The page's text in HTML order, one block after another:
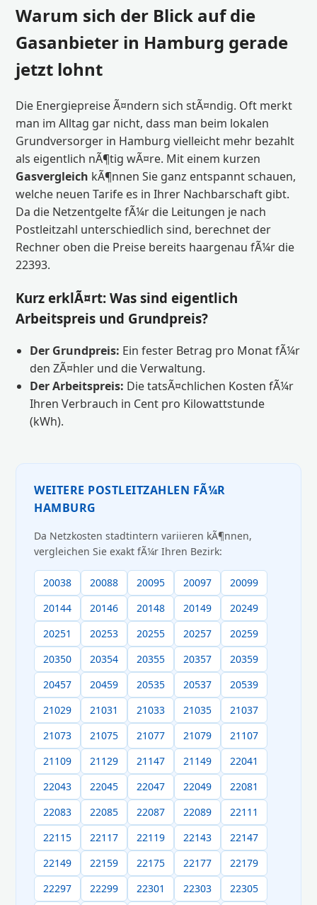
Warum sich der Blick auf die
Gasanbieter in Hamburg gerade
jetzt lohnt
Die Energiepreise Ã¤ndern sich stÃ¤ndig. Oft merkt
man im Alltag gar nicht, dass man beim lokalen
Grundversorger in Hamburg vielleicht mehr bezahlt
als eigentlich nÃ¶tig wÃ¤re. Mit einem kurzen
Gasvergleich kÃ¶nnen Sie ganz entspannt schauen,
welche neuen Tarife es in Ihrer Nachbarschaft gibt.
Da die Netzentgelte fÃ¼r die Leitungen je nach
Postleitzahl unterschiedlich sind, berechnet der
Rechner oben die Preise bereits haargenau fÃ¼r die
22393.
Kurz erklÃ¤rt: Was sind eigentlich
Arbeitspreis und Grundpreis?
Der Grundpreis: Ein fester Betrag pro Monat fÃ¼r
den ZÃ¤hler und die Verwaltung.
Der Arbeitspreis: Die tatsÃ¤chlichen Kosten fÃ¼r
Ihren Verbrauch in Cent pro Kilowattstunde
(kWh).
WEITERE POSTLEITZAHLEN FÃ¼R
HAMBURG
Da Netzkosten stadtintern variieren kÃ¶nnen,
vergleichen Sie exakt fÃ¼r Ihren Bezirk:
20038 20088 20095 20097
20099
20144
20146 20148 20149
20249
20251
20253 20255 20257
20259
20350
20354 20355 20357
20359
20457
20459 20535 20537
20539
21029
21031 21033 21035
21037
21073
21075 21077 21079
21107
21109
21129 21147 21149
22041
22043
22045 22047 22049
22081
22083
22085 22087 22089
22111
22115
22117 22119 22143
22147
22149
22159 22175 22177
22179
22297
22299 22301 22303
22305